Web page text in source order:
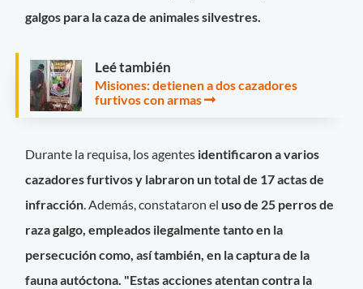
galgos para la caza de animales silvestres.
Leé también
Misiones: detienen a dos cazadores
furtivos con armas
Durante la requisa, los agentes identificaron a varios
cazadores furtivos y labraron un total de 17 actas de
infracción. Además, constataron el uso de 25 perros de
raza galgo, empleados ilegalmente tanto en la
persecución como, así también, en la captura de la
fauna autóctona. "Estas acciones atentan contra la